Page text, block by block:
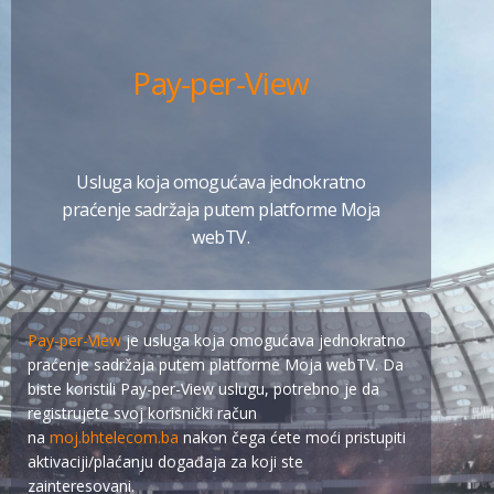
Pay-per-View
Usluga koja omogućava jednokratno
praćenje sadržaja putem platforme Moja
webTV.
Pay-per-Viewje usluga koja omogućava jednokratno
praćenje sadržaja putem platforme Moja webTV. Da
biste koristili Pay-per-View uslugu, potrebno je da
registrujete svoj korisnički račun
na moj.bhtelecom.ba nakon čega ćete moći pristupiti
aktivaciji/plaćanju događaja za koji ste
zainteresovani.